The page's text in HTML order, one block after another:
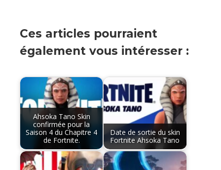
Ces articles pourraient
également vous intéresser :
Ahsoka Tano Skin
confirmée pour la
Saison 4 du Chapitre 4
de Fortnite.
Date de sortie du skin
Fortnite Ahsoka Tano